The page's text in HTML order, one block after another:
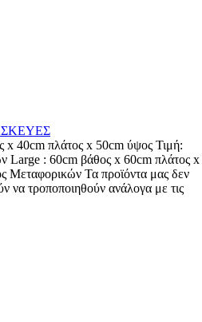
x 40cm πλάτος x 50cm ύψος Τιμή:
Large : 60cm βάθος x 60cm πλάτος x
Μεταφορικών Τα προϊόντα μας δεν
να τροποποιηθούν ανάλογα με τις